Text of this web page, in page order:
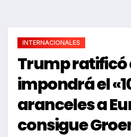
INTERNACIONALES
Trump ratificó
impondrá el
aranceles a
consigue